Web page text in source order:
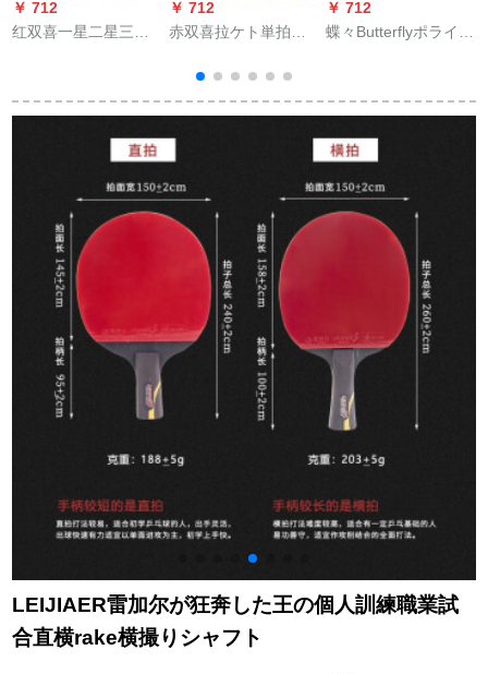
￥ 712
红双喜一星二星三星
ピードで王兵パンを
￥ 712
赤双喜拉ケト単拍四
け初心者直横横长ゴ
ム兵パン完成品拍R
￥ 712
蝶々Butterflyポライト
ト。
LEIJIAER雷加尔が狂奔した王の個人訓練職業試
合直横rake横撮りシャフト